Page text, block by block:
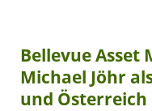
Bellevue Asset
Michael Jöhr
und Österreich